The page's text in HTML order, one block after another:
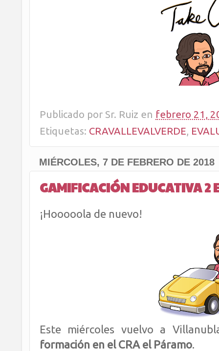
Publicado por Sr. Ruiz en febrero 21,
Etiquetas: CRAVALLEVALVERDE,
MIÉRCOLES, 7 DE FEBRERO DE 2018
GAMIFICACIÓN EDUCATIVA 2
¡Hooooola de nuevo!
Este miércoles vuelvo a
formación en el CRA el Páramo.